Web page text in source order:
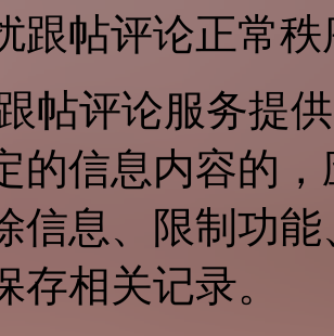
跟帖评论正常
帖评论服务提
的信息内容的
信息、限制功
存相关记录。